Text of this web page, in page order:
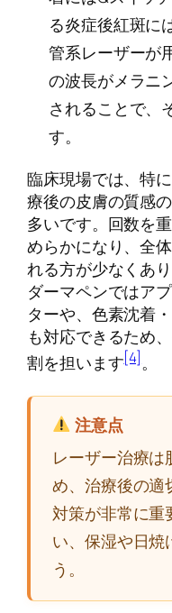
る炎症後紅斑に
管系レーザーが
の波長がメラニ
されることで、
す。
臨床現場では、特
療後の皮膚の質感
多いです。回数を
めらかになり、全
れる方が少なくあ
ダーマペンではア
ターや、色素沈着
も対応できるため
割を担います[4]。
注意点
レーザー治療は
め、治療後の適
対策が非常に重
い、保湿や日焼
う。